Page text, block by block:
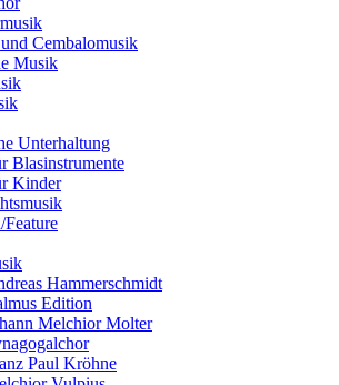
Cembalomusik
Musik
Unterhaltung
Blasinstrumente
Kinder
Hammerschmidt
Edition
Melchior Molter
Paul Kröhne